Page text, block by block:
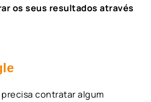
os seus resultados através
contratar algum